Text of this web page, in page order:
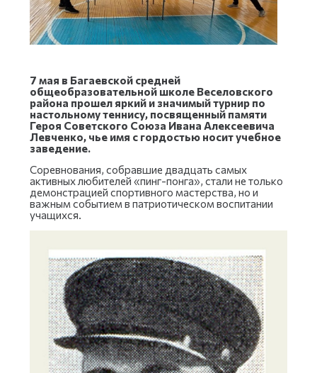
7 мая в Багаевской средней
общеобразовательной школе Веселовского
района прошел яркий и значимый турнир по
настольному теннису, посвященный памяти
Героя Советского Союза Ивана Алексеевича
Левченко, чье имя с гордостью носит учебное
заведение.
Соревнования, собравшие двадцать самых
активных любителей «пинг-понга», стали не только
демонстрацией спортивного мастерства, но и
важным событием в патриотическом воспитании
учащихся.